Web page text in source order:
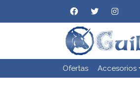
Ofertas Accesorios